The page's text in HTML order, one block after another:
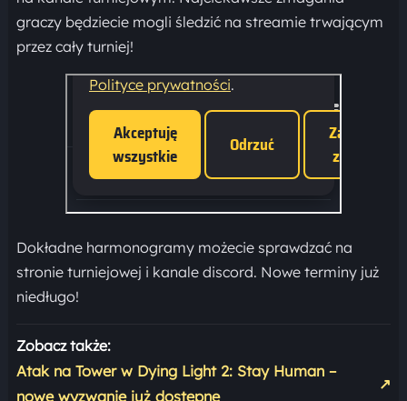
graczy będziecie mogli śledzić na streamie trwającym
przez cały turniej!
Dokładne harmonogramy możecie sprawdzać na
stronie turniejowej i kanale discord. Nowe terminy już
niedługo!
Zobacz także:
Atak na Tower w Dying Light 2: Stay Human –
nowe wyzwanie już dostępne
↗